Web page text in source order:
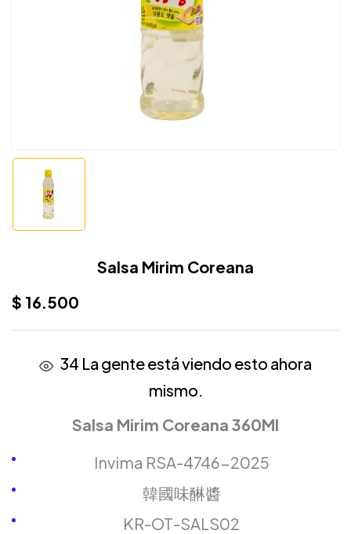
Salsa Mirim Coreana
$ 16.500
34 La gente está viendo esto ahora
mismo.
Salsa Mirim Coreana 360Ml
Invima RSA-4746-2025
韓國味醂醬
KR-OT-SALS02